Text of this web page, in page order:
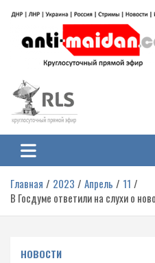
содержимому
Антимайдан:
на Украине
гражданской войне на Украине,
ЛНР и других регионах.
Главная 2023 Апрель
11
В Госдуме ответили на слухи о
НОВОСТИ